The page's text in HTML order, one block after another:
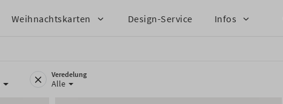
Weihnachtskarten Design-Service Infos
Veredelung
Alle